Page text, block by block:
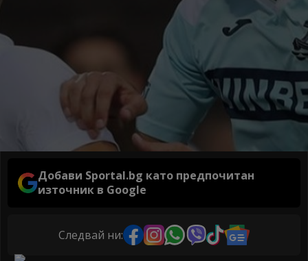
Добави Sportal.bg като предпочитан
източник в Google
Следвай ни: